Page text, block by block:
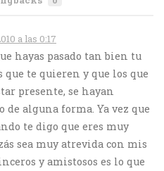
a las 0:17
hayas pasado tan bien tu
que te quieren y que los que
presente, se hayan
de alguna forma. Ya vez que
te digo que eres muy
sea muy atrevida con mis
y amistosos es lo que